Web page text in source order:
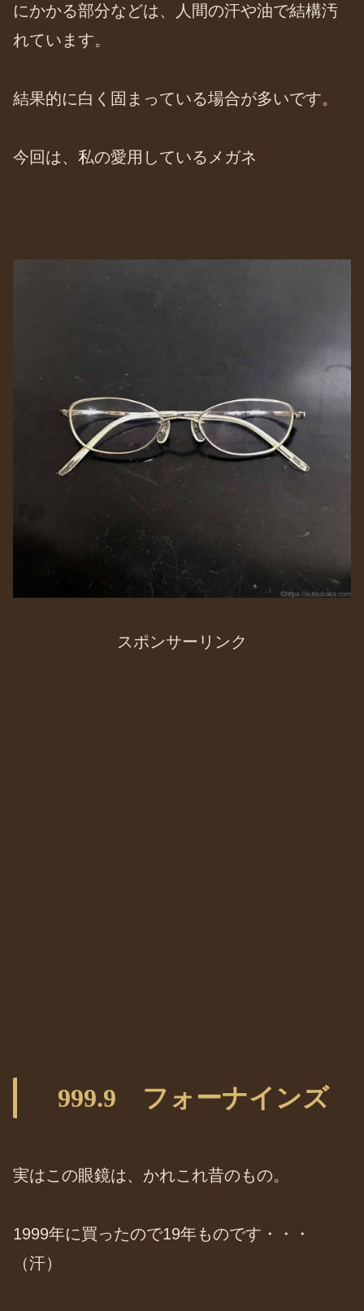
にかかる部分などは、人間の汗や油で結構汚
れています。
結果的に白く固まっている場合が多いです。
今回は、私の愛用しているメガネ
スポンサーリンク
999.9 フォーナインズ
実はこの眼鏡は、かれこれ昔のもの。
1999年に買ったので19年ものです・・・
（汗）